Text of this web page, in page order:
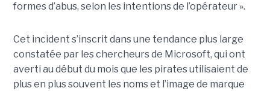
formes d’abus, selon les intentions de l’opérateur ».
Cet incident s’inscrit dans une tendance plus large
constatée par les chercheurs de Microsoft, qui ont
averti au début du mois que les pirates utilisaient de
plus en plus souvent les noms et l’image de marque